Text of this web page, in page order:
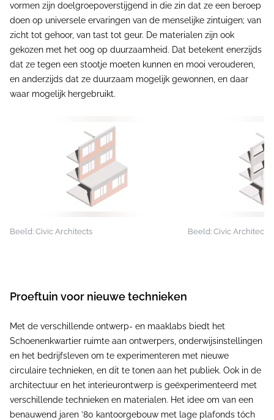
vormen zijn doelgroepoverstijgend in die zin dat ze een beroep
doen op universele ervaringen van de menselijke zintuigen; van
zicht tot gehoor, van tast tot geur. De materialen zijn ook
gekozen met het oog op duurzaamheid. Dat betekent enerzijds
dat ze tegen een stootje moeten kunnen en mooi verouderen,
en anderzijds dat ze duurzaam mogelijk gewonnen, en daar
waar mogelijk hergebruikt.
Beeld: Civic Architects Beeld: Civic Architects
Proeftuin voor nieuwe technieken
Met de verschillende ontwerp- en maaklabs biedt het
Schoenenkwartier ruimte aan ontwerpers, onderwijsinstellingen
en het bedrijfsleven om te experimenteren met nieuwe
circulaire technieken, en dit te tonen aan het publiek. Ook in de
architectuur en het interieurontwerp is geëxperimenteerd met
verschillende technieken en materialen. Het idee om van een
benauwend jaren ’80 kantoorgebouw met lage plafonds tóch